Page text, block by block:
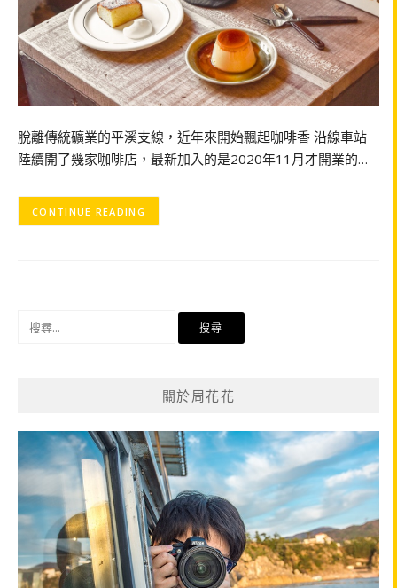
脫離傳統礦業的平溪支線，近年來開始飄起咖啡香 沿線車站
陸續開了幾家咖啡店，最新加入的是2020年11月才開業的…
CONTINUE READING
關於周花花